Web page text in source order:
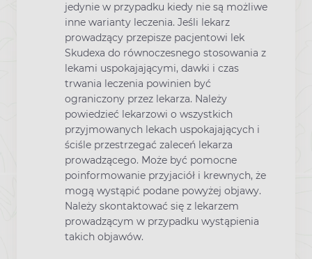
jedynie w przypadku kiedy nie są możliwe
inne warianty leczenia. Jeśli lekarz
prowadzący przepisze pacjentowi lek
Skudexa do równoczesnego stosowania z
lekami uspokajającymi, dawki i czas
trwania leczenia powinien być
ograniczony przez lekarza. Należy
powiedzieć lekarzowi o wszystkich
przyjmowanych lekach uspokajających i
ściśle przestrzegać zaleceń lekarza
prowadzącego. Może być pomocne
poinformowanie przyjaciół i krewnych, że
mogą wystąpić podane powyżej objawy.
Należy skontaktować się z lekarzem
prowadzącym w przypadku wystąpienia
takich objawów.